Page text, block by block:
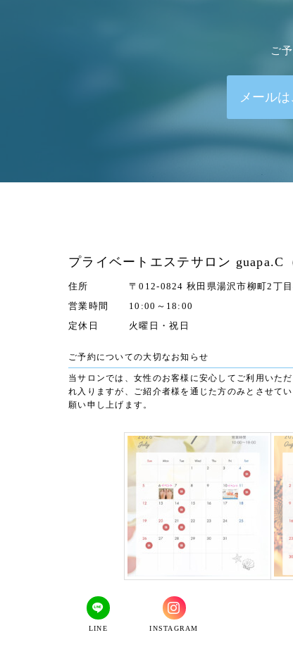
ご
メール
プライベートエステサロン guapa.C
住所
〒012-0824 秋田県湯沢市柳町2丁
営業時間
10:00～18:00
定休日
火曜日・祝日
ご予約についての大切なお知らせ
当サロンでは、女性のお客様に安心してご利用いた
れ入りますが、ご紹介者様を通じた方のみとさせて
願い申し上げます。
LINE INSTAGRAM